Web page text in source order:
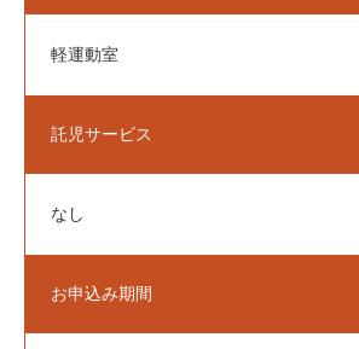
軽運動室
託児サービス
なし
お申込み期間